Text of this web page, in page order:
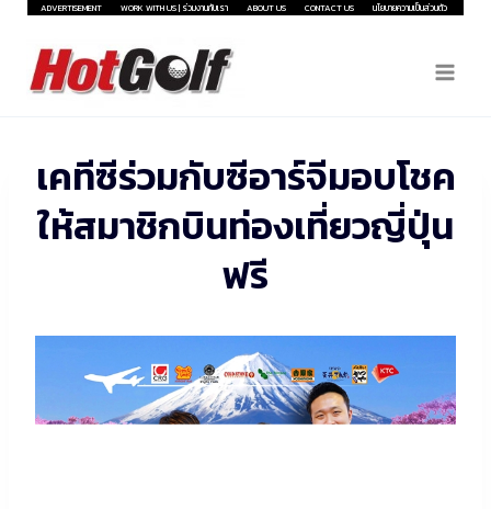
Skip
content
ADVERTISEMENT WORK WITH US | ร่วมงานกับเรา ABOUT US CONTACT US นโยบายความเป็นส่วนตัว
เคทีซีร่วมกับซีอาร์จีมอบโชค
ให้สมาชิกบินท่องเที่ยวญี่ปุ่น
ฟรี